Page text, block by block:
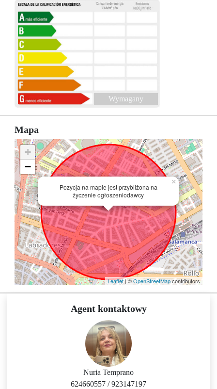
Wymagany
Mapa
Pozycja na mapie jest przybliżona na
życzenie ogłoszeniodawcy
×
+
−
Leaflet| ©OpenStreetMapcontributors
Agent kontaktowy
Nuria Temprano
624660557 /923147197